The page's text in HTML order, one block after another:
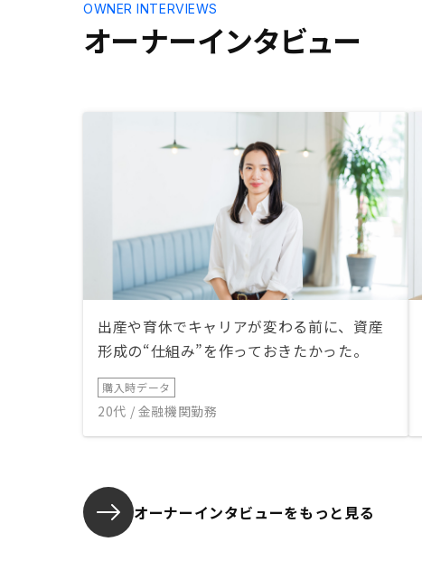
オーナーインタビュー
OWNER INTERVIEWS
出産や育休でキャリアが変わる前に、資産
形成の“仕組み”を作っておきたかった。
購入時データ
20代 / 金融機関勤務
オーナーインタビューをもっと見る